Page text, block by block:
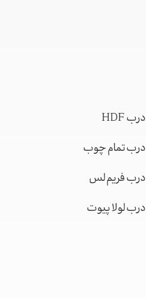
درب HDF
درب تمام چوب
درب فریم لس
درب لولا پیوت